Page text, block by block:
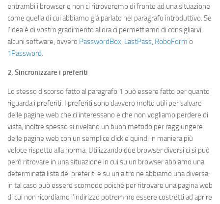
entrambi i browser e non ci ritroveremo di fronte ad una situazione
come quella di cui abbiamo già parlato nel paragrafo introduttivo. Se
l’idea è di vostro gradimento allora ci permettiamo di consigliarvi
alcuni software, ovvero PasswordBox, LastPass, RoboForm o
1Password.
2. Sincronizzare i preferiti
Lo stesso discorso fatto al paragrafo 1 può essere fatto per quanto
riguarda i preferiti. I preferiti sono davvero molto utili per salvare
delle pagine web che ci interessano e che non vogliamo perdere di
vista, inoltre spesso si rivelano un buon metodo per raggiungere
delle pagine web con un semplice click e quindi in maniera più
veloce rispetto alla norma. Utilizzando due browser diversi ci si può
però ritrovare in una situazione in cui su un browser abbiamo una
determinata lista dei preferiti e su un altro ne abbiamo una diversa;
in tal caso può essere scomodo poiché per ritrovare una pagina web
di cui non ricordiamo l’indirizzo potremmo essere costretti ad aprire